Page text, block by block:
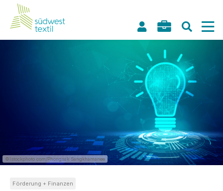
©Istockphoto.com/Phongsak Sangkhamanee
Förderung + Finanzen